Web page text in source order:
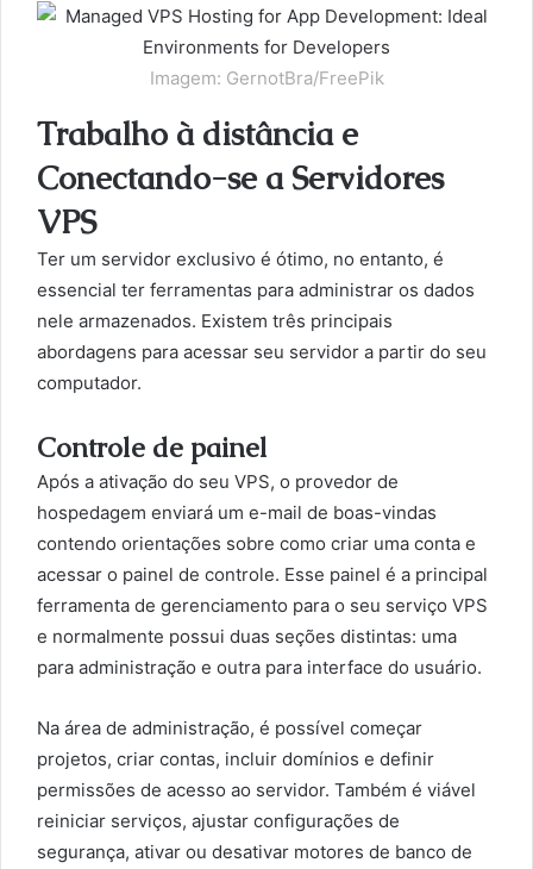
Imagem: GernotBra/FreePik
Trabalho à distância e
Conectando-se a Servidores
VPS
Ter um servidor exclusivo é ótimo, no entanto, é
essencial ter ferramentas para administrar os dados
nele armazenados. Existem três principais
abordagens para acessar seu servidor a partir do seu
computador.
Controle de painel
Após a ativação do seu VPS, o provedor de
hospedagem enviará um e-mail de boas-vindas
contendo orientações sobre como criar uma conta e
acessar o painel de controle. Esse painel é a principal
ferramenta de gerenciamento para o seu serviço VPS
e normalmente possui duas seções distintas: uma
para administração e outra para interface do usuário.
Na área de administração, é possível começar
projetos, criar contas, incluir domínios e definir
permissões de acesso ao servidor. Também é viável
reiniciar serviços, ajustar configurações de
segurança, ativar ou desativar motores de banco de